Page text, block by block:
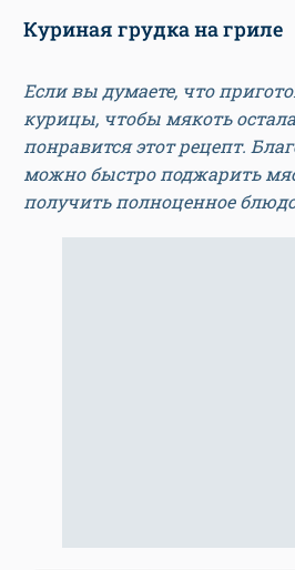
Куриная грудка на гриле
Если вы думаете, что
курицы, чтобы мякоть
понравится этот рецепт.
можно быстро поджарить
получить полноценное